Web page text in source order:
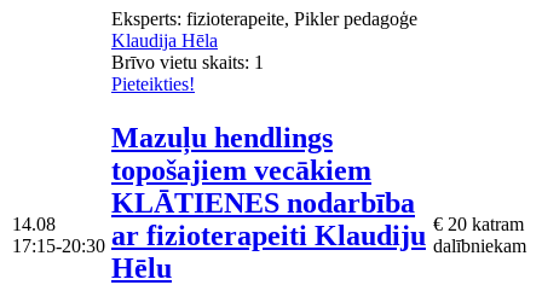
Eksperts: fizioterapeite, Pikler pedagoģe
Klaudija Hēla
Brīvo vietu skaits: 1
Pieteikties!
14.08
17:15-20:30
Mazuļu hendlings
topošajiem vecākiem
KLĀTIENES nodarbība
ar fizioterapeiti Klaudiju
Hēlu
€ 20 katram
dalībniekam